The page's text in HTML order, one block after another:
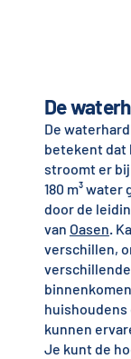
De
De
betekent dat
stroomt er
180 m³
door de
van Oasen.
verschillen,
huishoudens
kunnen
Je kunt de